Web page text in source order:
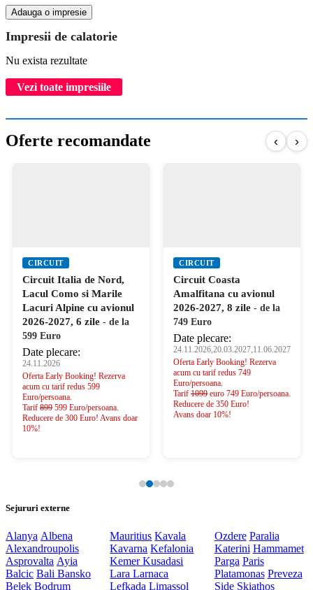
Adauga o impresie
Impresii de calatorie
Nu exista rezultate
Vezi toate impresiile
Oferte recomandate ‹ ›
CIRCUIT
Circuit Italia de Nord,
Lacul Como si Marile
Lacuri Alpine cu avionul
2026-2027, 6 zile - de la
599 Euro
Date plecare:
24.11.2026
Oferta Early Booking! Rezerva
acum cu tarif redus 599
Euro/persoana.
Tarif 899 599 Euro/persoana.
Reducere de 300 Euro! Avans doar
10%!
CIRCUIT
Circuit Coasta
Amalfitana cu avionul
2026-2027, 8 zile - de la
749 Euro
Date plecare:
24.11.2026,20.03.2027,11.06.2027
Oferta Early Booking! Rezerva
acum cu tarif redus 749
Euro/persoana.
Tarif 1099 euro 749 Euro/persoana.
Reducere de 350 Euro!
Avans doar 10%!
Sejururi externe
Alanya Albena
Alexandroupolis
Asprovalta Ayia
Balcic Bali Bansko
Belek Bodrum
Mauritius Kavala
Kavarna Kefalonia
KemerKusadasi
LaraLarnaca
Lefkada Limassol
Ozdere Paralia
Katerini Hammamet
Parga Paris
Platamonas Preveza
Side Skiathos